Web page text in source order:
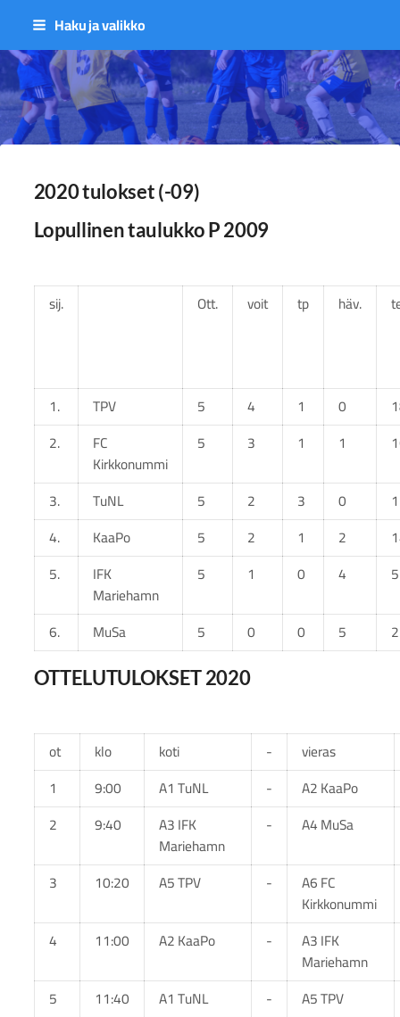
Siirry
sisältöön
Haku ja valikko
Sivuston etusivulle
2020 tulokset (-09)
Lopullinen taulukko P 2009
sij. Ott. voit tp häv.
1. TPV 5 4 1 0
2.
FC
Kirkkonummi
5 3 1 1
3. TuNL 5 2 3 0
4.
KaaPo 5 2 1 2
5.
IFK
Mariehamn
5 1 0 4 5
6. MuSa 5 0 0 5 2
OTTELUTULOKSET 2020
ot klo koti -
vieras
1
9:00 A1 TuNL -
A2 KaaPo
2
9:40
A3 IFK
Mariehamn
- A4 MuSa
3 10:20 A5 TPV -
A6 FC
Kirkkonummi
4
11:00 A2 KaaPo -
A3 IFK
Mariehamn
5
11:40 A1 TuNL -
A5 TPV